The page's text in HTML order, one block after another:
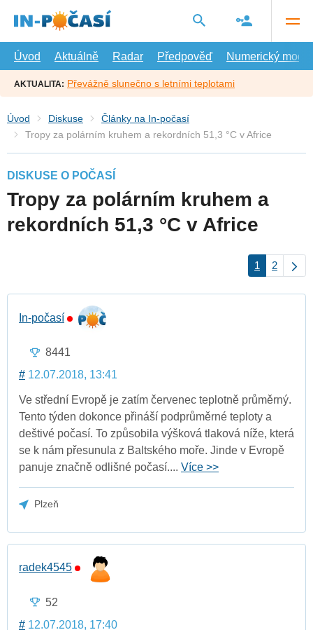
hlavní
Úvod
Aktuálně Radar Předpověď Numerický model
AKTUALITA: Převážně slunečno s letními teplotami
Úvod Diskuse
Články na In-počasí
Tropy za polárním kruhem a rekordních 51,3 °C v Africe
DISKUSE O POČASÍ
Tropy za polárním kruhem a
rekordních 51,3 °C v Africe
1 2
In-počasí
8441
# 12.07.2018, 13:41
Ve střední Evropě je zatím červenec teplotně průměrný.
Tento týden dokonce přináší podprůměrné teploty a
deštivé počasí. To způsobila výšková tlaková níže, která
se k nám přesunula z Baltského moře. Jinde v Evropě
panuje značně odlišné počasí.... Více >>
Plzeň
radek4545
52
# 12.07.2018, 17:40